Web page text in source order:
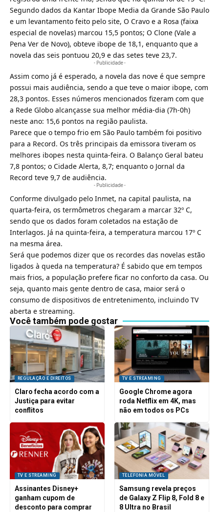
Segundo dados da Kantar Ibope Media da Grande São Paulo
e um levantamento feito pelo site, O Cravo e a Rosa (faixa
especial de novelas) marcou 15,5 pontos; O Clone (Vale a
Pena Ver de Novo), obteve ibope de 18,1, enquanto que a
novela das seis pontuou 20,9 e das setes teve 23,7.
- Publicidade -
Assim como já é esperado, a novela das nove é que sempre
possui mais audiência, sendo a que teve o maior ibope, com
28,3 pontos. Esses números mencionados fizeram com que
a Rede Globo alcançasse sua melhor média-dia (7h-0h)
neste ano: 15,6 pontos na região paulista.
Parece que o tempo frio em São Paulo também foi positivo
para a Record. Os três principais da emissora tiveram os
melhores ibopes nesta quinta-feira. O Balanço Geral bateu
7,8 pontos; o Cidade Alerta, 8,7; enquanto o Jornal da
Record teve 9,7 de audiência.
- Publicidade -
Conforme divulgado pelo Inmet, na capital paulista, na
quarta-feira, os termômetros chegaram a marcar 32º C,
sendo que os dados foram coletados na estação de
Interlagos. Já na quinta-feira, a temperatura marcou 17º C
na mesma área.
Será que podemos dizer que os recordes das novelas estão
ligados à queda na temperatura? É sabido que em tempos
mais frios, a população prefere ficar no conforto da casa. Ou
seja, quanto mais gente dentro de casa, maior será o
consumo de dispositivos de entretenimento, incluindo TV
aberta e streaming.
Você também pode gostar
REGULAÇÃO E DIREITOS
Claro fecha acordo com a
Justiça para evitar
conflitos
TV E STREAMING
Google Chrome agora
roda Netflix em 4K, mas
não em todos os PCs
TV E STREAMING
Assinantes Disney+
ganham cupom de
desconto para comprar
TELEFONIA MÓVEL
Samsung revela preços
de Galaxy Z Flip 8, Fold 8 e
8 Ultra no Brasil